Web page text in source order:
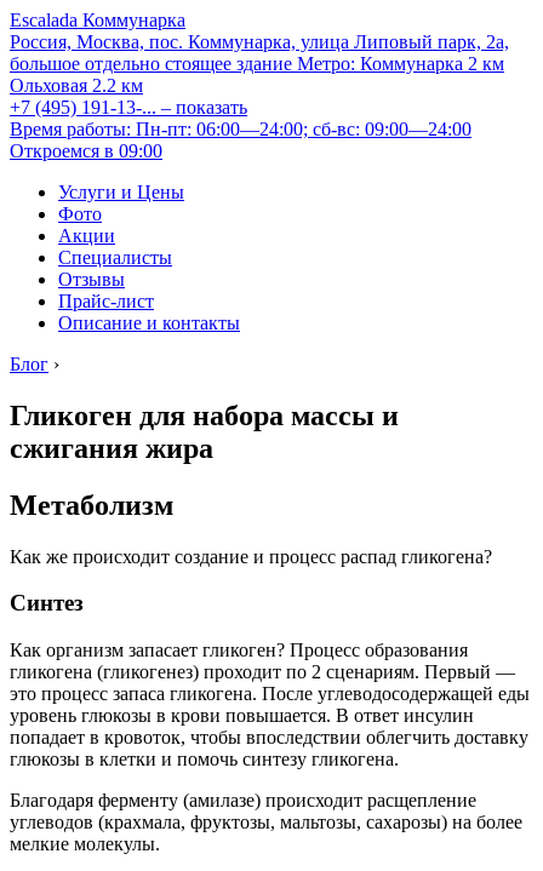
Escalada Коммунарка
Россия, Москва, пос. Коммунарка, улица Липовый парк, 2а,
большое отдельно стоящее здание Метро: Коммунарка 2 км
Ольховая 2.2 км
+7 (495) 191-13-... – показать
Время работы: Пн-пт: 06:00—24:00; сб-вс: 09:00—24:00
Откроемся в 09:00
Услуги и Цены
Фото
Акции
Специалисты
Отзывы
Прайс-лист
Описание и контакты
Блог ›
Гликоген для набора массы и
сжигания жира
Метаболизм
Как же происходит создание и процесс распад гликогена?
Синтез
Как организм запасает гликоген? Процесс образования
гликогена (гликогенез) проходит по 2 сценариям. Первый —
это процесс запаса гликогена. После углеводосодержащей еды
уровень глюкозы в крови повышается. В ответ инсулин
попадает в кровоток, чтобы впоследствии облегчить доставку
глюкозы в клетки и помочь синтезу гликогена.
Благодаря ферменту (амилазе) происходит расщепление
углеводов (крахмала, фруктозы, мальтозы, сахарозы) на более
мелкие молекулы.